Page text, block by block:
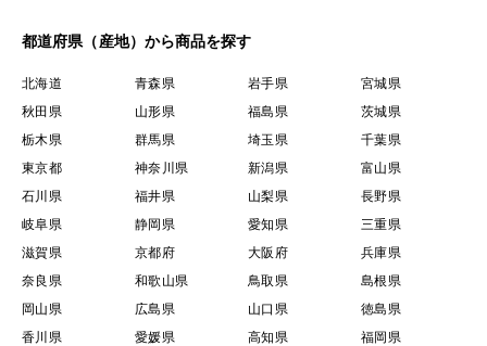
都道府県（産地）から商品を探す
北海道 青森県 岩手県
宮城県
秋田県
山形県 福島県
茨城県
栃木県
群馬県 埼玉県
千葉県
東京都
神奈川県 新潟県
富山県
石川県
福井県 山梨県
長野県
岐阜県
静岡県 愛知県
三重県
滋賀県
京都府 大阪府
兵庫県
奈良県
和歌山県 鳥取県
島根県
岡山県
広島県 山口県
徳島県
香川県
愛媛県 高知県
福岡県